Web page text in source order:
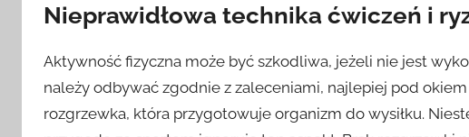
Nieprawidłowa technika ćwiczeń i
Aktywność fizyczna może być szkodliwa, jeżeli nie jest
należy odbywać zgodnie z zaleceniami, najlepiej pod
rozgrzewka, która przygotowuje organizm do wysiłku.